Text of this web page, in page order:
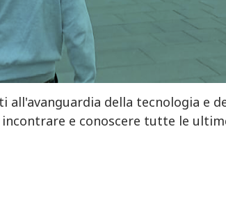
all'avanguardia della tecnologia e
e conoscere tutte le